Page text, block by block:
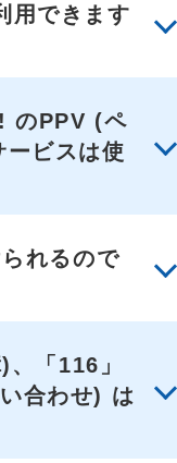
用できます
のPPV (ペ
ビスは使
れるので
、「116」
合わせ) は